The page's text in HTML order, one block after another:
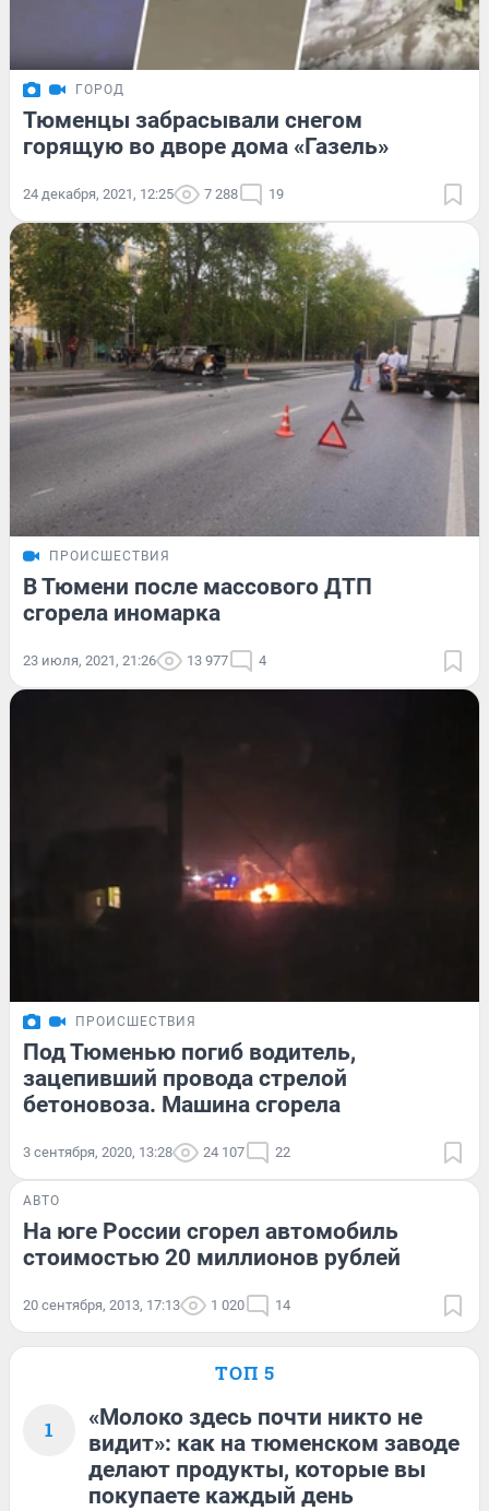
ГОРОД
Тюменцы забрасывали снегом
горящую во дворе дома «Газель»
24 декабря, 2021, 12:25 7 288 19
ПРОИСШЕСТВИЯ
В Тюмени после массового ДТП
сгорела иномарка
23 июля, 2021, 21:26 13 977 4
ПРОИСШЕСТВИЯ
Под Тюменью погиб водитель,
зацепивший провода стрелой
бетоновоза. Машина сгорела
3 сентября, 2020, 13:28 24 107 22
АВТО
На юге России сгорел автомобиль
стоимостью 20 миллионов рублей
20 сентября, 2013, 17:13 1 020 14
ТОП 5
1
«Молоко здесь почти никто не
видит»: как на тюменском заводе
делают продукты, которые вы
покупаете каждый день